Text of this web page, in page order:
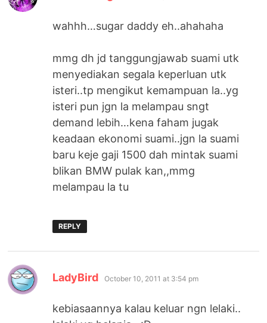
wahhh…sugar daddy eh..ahahaha
mmg dh jd tanggungjawab suami utk
menyediakan segala keperluan utk
isteri..tp mengikut kemampuan la..yg
isteri pun jgn la melampau sngt
demand lebih…kena faham jugak
keadaan ekonomi suami..jgn la suami
baru keje gaji 1500 dah mintak suami
blikan BMW pulak kan,,mmg
melampau la tu
REPLY
LadyBird says:
October 10, 2011 at 3:54 pm
kebiasaannya kalau keluar ngn lelaki..